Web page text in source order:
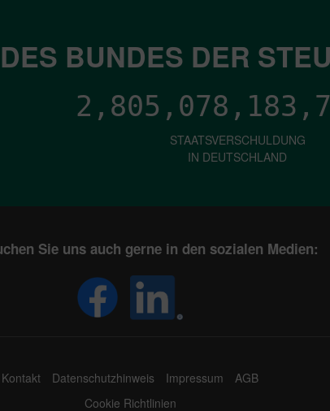
BUNDES DER
STAATSVERSCHULDUNG
IN DEUTSCHLAND
Sie uns auch gerne in den sozialen Medien:
Kontakt Datenschutzhinweis Impressum
AGB
Cookie Richtlinien